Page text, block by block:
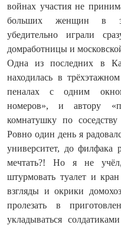
войнах участия не
больших женщин в
убедительно играли
домработницы и
Одна из последних в
находилась в
пеналах с одним
номеров», и автору
комнатушку по
Ровно один день я
университет, до
мечтать?! Но я не
штурмовать туалет и
взгляды и окрики
пролезать в
укладываться